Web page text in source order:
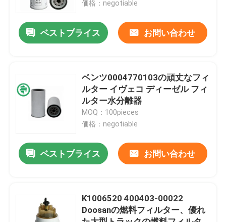
私達について
品質管理
私達に連絡しなさい
ニュース
自動車小屋のエア フィルター
価格：negotiable
ベストプライス お問い合わせ
ベンツ0004770103の頑丈なフィ
ルター イヴェコ ディーゼル フィ
ルター水分離器
MOQ：100pieces
価格：negotiable
ベストプライス お問い合わせ
K1006520 400403-00022
Doosanの燃料フィルター、優れ